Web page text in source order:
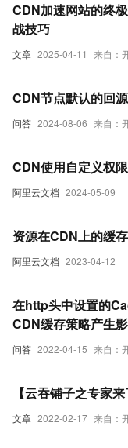
文章 2025-04-11 来自：
CDN加速网站的终
战技巧
问答 2024-08-06 来自：
CDN节点默认的回
阿里云文档 2024-05-09
CDN使用自定义权
阿里云文档 2023-04-12
资源在CDN上的缓
问答 2022-04-15 来自：
在http头中设置的
CDN缓存策略产生
文章 2022-02-17 来自：
【云吞铺子之专家